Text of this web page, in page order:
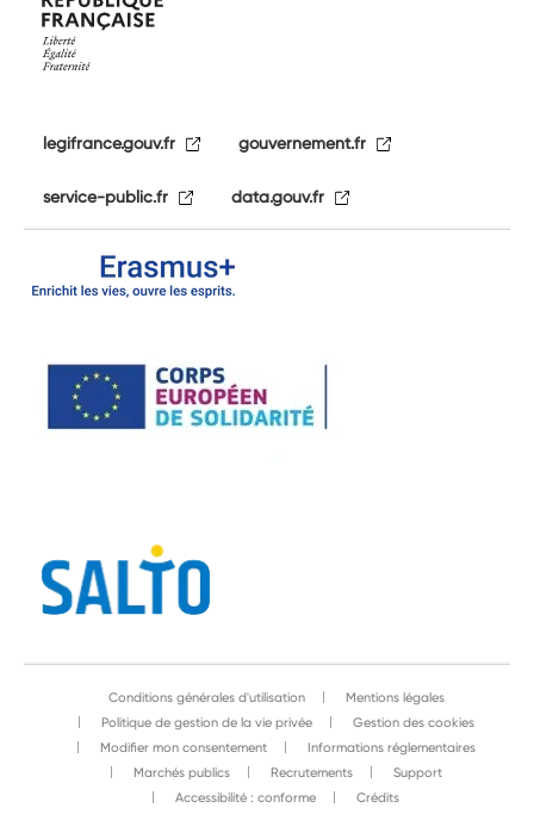
legifrance.gouv.fr gouvernement.fr
service-public.fr data.gouv.fr
Conditions générales d'utilisation
Mentions légales
Politique de gestion de la vie privée
Gestion des cookies
Modifier mon consentement
Informations réglementaires
Marchés publics
Recrutements
Support
Accessibilité : conforme
Crédits